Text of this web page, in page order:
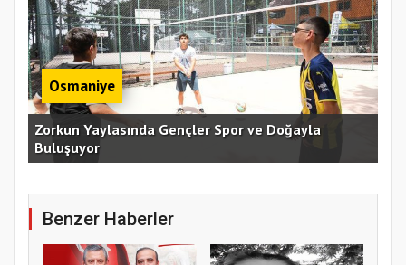
Osmaniye
Zorkun Yaylasında Gençler Spor ve Doğayla
Buluşuyor
Benzer Haberler